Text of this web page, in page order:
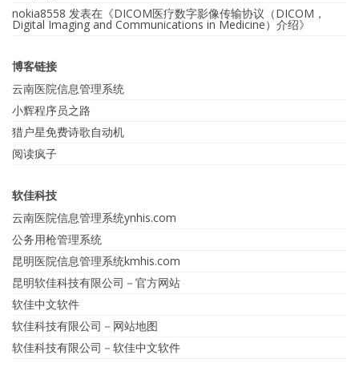
nokia8558 发表在《DICOM医疗数字影像传输协议（DICOM，
Digital Imaging and Communications in Medicine）介绍》
博客链接
云南医院信息管理系统
小辉程序员之路
猎户星免费诗歌自动机
阅读疯子
软佳科技
云南医院信息管理系统ynhis.com
公务用枪管理系统
昆明医院信息管理系统kmhis.com
昆明软佳科技有限公司－官方网站
软佳中文软件
软佳科技有限公司－网站地图
软佳科技有限公司－软佳中文软件